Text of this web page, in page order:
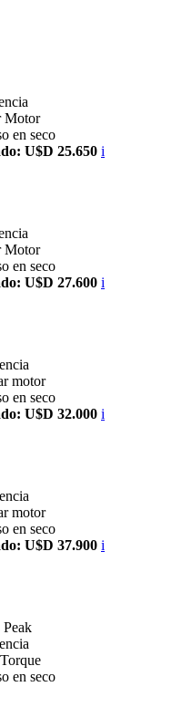
Motor
en seco
U$D 25.650 i
Motor
en seco
U$D 27.600 i
motor
en seco
U$D 32.000 i
motor
en seco
U$D 37.900 i
Torque
en seco